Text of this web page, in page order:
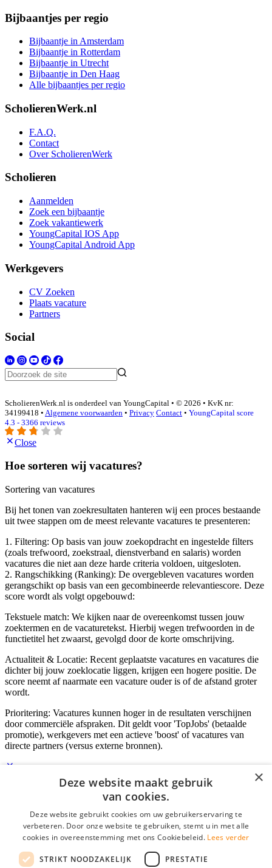
Bijbaantjes per regio
Bijbaantje in Amsterdam
Bijbaantje in Rotterdam
Bijbaantje in Utrecht
Bijbaantje in Den Haag
Alle bijbaantjes per regio
ScholierenWerk.nl
F.A.Q.
Contact
Over ScholierenWerk
Scholieren
Aanmelden
Zoek een bijbaantje
Zoek vakantiewerk
YoungCapital IOS App
YoungCapital Android App
Werkgevers
CV Zoeken
Plaats vacature
Partners
Social
ScholierenWerk.nl is onderdeel van YoungCapital • © 2026 • KvK nr:
34199418 • Algemene voorwaarden • Privacy Contact • YoungCapital score
4.3 - 3366 reviews
Close
Hoe sorteren wij vacatures?
Sortering van vacatures
Bij het tonen van zoekresultaten hanteren wij een proces bestaande
uit twee stappen om de meest relevante vacatures te presenteren:
1. Filtering: Op basis van jouw zoekopdracht en ingestelde filters
(zoals trefwoord, zoekstraal, dienstverband en salaris) worden
vacatures die niet aan deze harde criteria voldoen, uitgesloten.
2. Rangschikking (Ranking): De overgebleven vacatures worden
gerangschikt op basis van een gecombineerde relevantiescore. Deze
score wordt als volgt opgebouwd:
Tekstuele match: We kijken naar de overeenkomst tussen jouw
zoektermen en de vacaturetekst. Hierbij wegen trefwoorden in de
functietitel het zwaarst, gevolgd door de korte omschrijving.
Actualiteit & Locatie: Recent geplaatste vacatures en vacatures die
dichter bij jouw zoeklocatie liggen, krijgen een hogere positie. De
score neemt af naarmate een vacature ouder is of de afstand groter
wordt.
Prioritering: Vacatures kunnen hoger in de resultaten verschijnen
door commerciële afspraken. Dit geldt voor 'TopJobs' (betaalde
promotie), werkgevers met een actieve 'boost' of vacatures van
directe partners (versus externe bronnen).
Inloggen als bedrijf
E-mail*
Wachtwoord
login gegevens onthouden
×
Deze website maakt gebruik
van cookies.
Deze website gebruikt cookies om uw gebruikerservaring te
verbeteren. Door onze website te gebruiken, stemt u in met alle
cookies in overeenstemming met ons Cookiebeleid. Lees verder
STRIKT NOODZAKELIJK PRESTATIE